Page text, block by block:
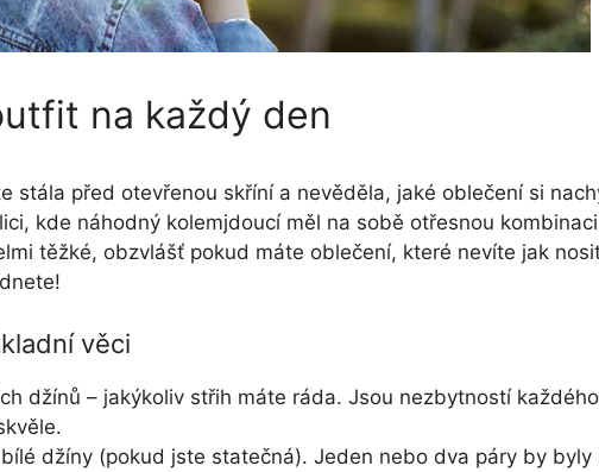
na každý den
stála před otevřenou skříní a nevěděla, jaké oblečení si
kde náhodný kolemjdoucí měl na sobě otřesnou
těžké, obzvlášť pokud máte oblečení, které nevíte jak
věci
džínů – jakýkoliv střih máte ráda. Jsou nezbytností
džíny (pokud jste statečná). Jeden nebo dva páry by byly